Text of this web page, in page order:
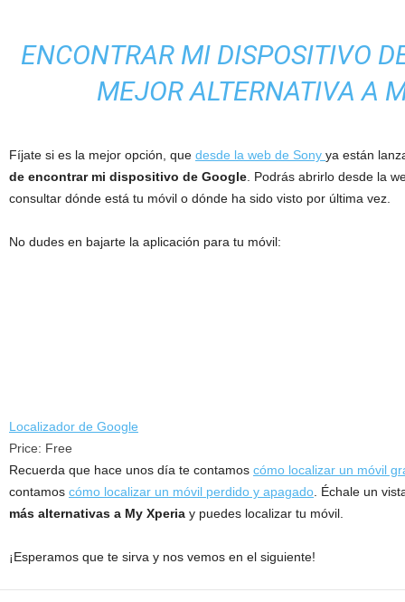
ENCONTRAR MI DISPOSITIVO
MEJOR ALTERNATIVA A
Fíjate si es la mejor opción, que desde la web de Sony ya están
de encontrar mi dispositivo de Google. Podrás abrirlo desde la
consultar dónde está tu móvil o dónde ha sido visto por última vez.
No dudes en bajarte la aplicación para tu móvil:
Localizador de Google
Price: Free
Recuerda que hace unos día te contamos cómo localizar un móvil
contamos cómo localizar un móvil perdido y apagado. Échale un
más alternativas a My Xperia y puedes localizar tu móvil.
¡Esperamos que te sirva y nos vemos en el siguiente!